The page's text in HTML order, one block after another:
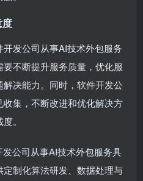
度
发公司从事AI技术外包服务
不断提升服务质量，优化服
决能力。同时，软件开发公
集，不断改进和优化解决方
。
公司从事AI技术外包服务具
制化算法研发、数据处理与